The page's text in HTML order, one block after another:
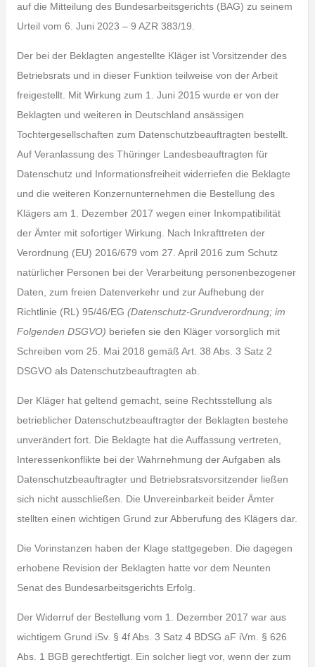
auf die Mitteilung des Bundesarbeitsgerichts (BAG) zu seinem
Urteil vom 6. Juni 2023 – 9 AZR 383/19.
Der bei der Beklagten angestellte Kläger ist Vorsitzender des
Betriebsrats und in dieser Funktion teilweise von der Arbeit
freigestellt. Mit Wirkung zum 1. Juni 2015 wurde er von der
Beklagten und weiteren in Deutschland ansässigen
Tochtergesellschaften zum Datenschutzbeauftragten bestellt.
Auf Veranlassung des Thüringer Landesbeauftragten für
Datenschutz und Informationsfreiheit widerriefen die Beklagte
und die weiteren Konzernunternehmen die Bestellung des
Klägers am 1. Dezember 2017 wegen einer Inkompatibilität
der Ämter mit sofortiger Wirkung. Nach Inkrafttreten der
Verordnung (EU) 2016/679 vom 27. April 2016 zum Schutz
natürlicher Personen bei der Verarbeitung personenbezogener
Daten, zum freien Datenverkehr und zur Aufhebung der
Richtlinie (RL) 95/46/EG (Datenschutz-Grundverordnung; im
Folgenden DSGVO) beriefen sie den Kläger vorsorglich mit
Schreiben vom 25. Mai 2018 gemäß Art. 38 Abs. 3 Satz 2
DSGVO als Datenschutzbeauftragten ab.
Der Kläger hat geltend gemacht, seine Rechtsstellung als
betrieblicher Datenschutzbeauftragter der Beklagten bestehe
unverändert fort. Die Beklagte hat die Auffassung vertreten,
Interessenkonflikte bei der Wahrnehmung der Aufgaben als
Datenschutzbeauftragter und Betriebsratsvorsitzender ließen
sich nicht ausschließen. Die Unvereinbarkeit beider Ämter
stellten einen wichtigen Grund zur Abberufung des Klägers dar.
Die Vorinstanzen haben der Klage stattgegeben. Die dagegen
erhobene Revision der Beklagten hatte vor dem Neunten
Senat des Bundesarbeitsgerichts Erfolg.
Der Widerruf der Bestellung vom 1. Dezember 2017 war aus
wichtigem Grund iSv. § 4f Abs. 3 Satz 4 BDSG aF iVm. § 626
Abs. 1 BGB gerechtfertigt. Ein solcher liegt vor, wenn der zum